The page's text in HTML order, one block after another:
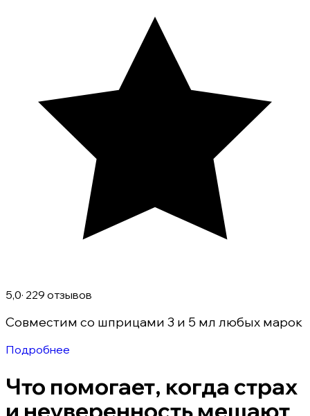
5,0· 229 отзывов
Совместим со шприцами 3 и 5 мл любых марок
Подробнее
Что помогает, когда страх